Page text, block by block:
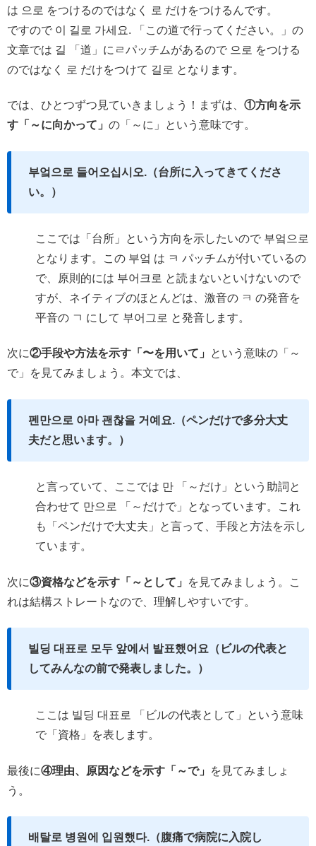
は 으로 をつけるのではなく 로 だけをつけるんです。
ですので 이 길로 가세요. 「この道で行ってください。」の
文章では 길 「道」にㄹパッチムがあるので 으로 をつける
のではなく 로 だけをつけて 길로 となります。
では、ひとつずつ見ていきましょう！まずは、 ①方向を示
す「～に向かって」 の「～に」という意味です。
부엌으로 들어오십시오.（台所に入ってきてくださ
い。）
ここでは「台所」という方向を示したいので 부엌으로
となります。この 부엌 は ㅋ パッチムが付いているの
で、原則的には 부어크로 と読まないといけないので
すが、ネイティブのほとんどは、激音の ㅋ の発音を
平音の ㄱ にして 부어그로 と発音します。
次に②手段や方法を示す「〜を用いて」
という意味の「～
で」を見てみましょう。本文では、
펜만으로 아마 괜찮을 거예요.（ペンだけで多分大丈
夫だと思います。）
と言っていて、ここでは 만 「～だけ」という助詞と
合わせて 만으로 「～だけで」となっています。これ
も「ペンだけで大丈夫」と言って、手段と方法を示し
ています。
次に③資格などを示す「～として」
を見てみましょう。こ
れは結構ストレートなので、理解しやすいです。
빌딩 대표로 모두 앞에서 발표했어요（ビルの代表と
してみんなの前で発表しました。）
ここは 빌딩 대표로 「ビルの代表として」という意味
で「資格」を表します。
最後に④理由、原因などを示す「～で」
を見てみましょ
う。
배탈로 병원에 입원했다.（腹痛で病院に入院し